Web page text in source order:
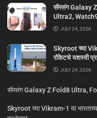
सॅमसंग Galaxy
Ultra2,
JULY 24, 2026
Skyroot च्या
रॉकेटचे यशस्वी
JULY 24, 2026
सॅमसंग Galaxy Z Fold8 Ultra,
Skyroot च्या Vikram-1 या